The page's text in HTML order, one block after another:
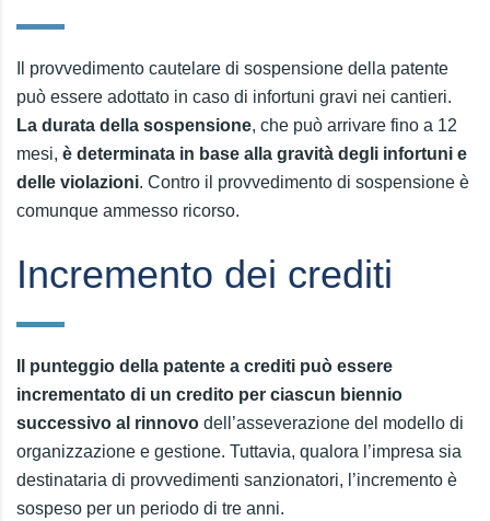
Il provvedimento cautelare di sospensione della patente
può essere adottato in caso di infortuni gravi nei cantieri.
La durata della sospensione, che può arrivare fino a 12
mesi, è determinata in base alla gravità degli infortuni e
delle violazioni. Contro il provvedimento di sospensione è
comunque ammesso ricorso.
Incremento dei crediti
Il punteggio della patente a crediti può essere
incrementato di un credito per ciascun biennio
successivo al rinnovo dell’asseverazione del modello di
organizzazione e gestione. Tuttavia, qualora l’impresa sia
destinataria di provvedimenti sanzionatori, l’incremento è
sospeso per un periodo di tre anni.